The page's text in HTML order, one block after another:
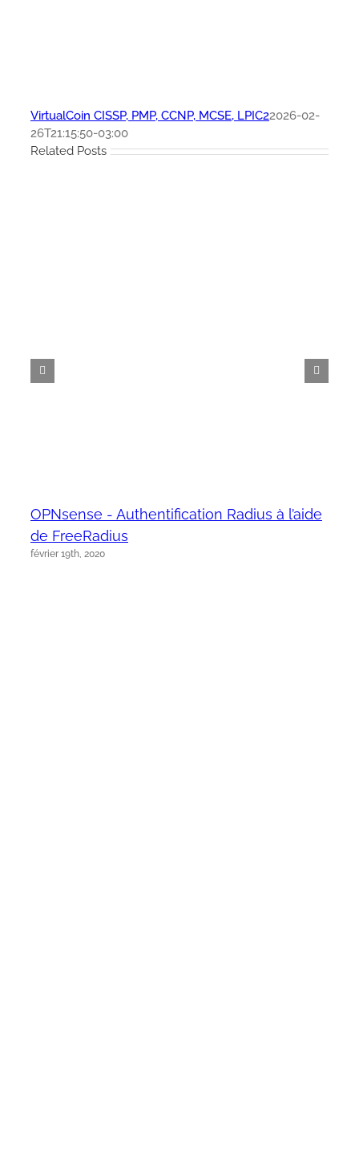
VirtualCoin CISSP, PMP, CCNP, MCSE, LPIC22026-02-
26T21:15:50-03:00
Related Posts
OPNsense - Authentification Radius à l’aide
de FreeRadius
février 19th, 2020